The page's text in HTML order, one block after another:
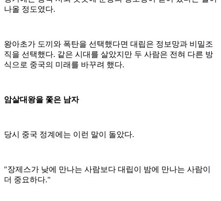
나올 정도였다.
왕아초가 도끼와 폭탄을 선택했다면 대립은 정보망과 비밀조
직을 선택했다. 같은 시대를 살았지만 두 사람은 전혀 다른 방
식으로 중국의 미래를 바꾸려 했다.
암살대왕을 쫓은 남자
당시 중국 정계에는 이런 말이 돌았다.
"장제스가 낮에 만나는 사람보다 대립이 밤에 만나는 사람이
더 중요하다."